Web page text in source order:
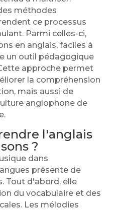
méthodes
ce processus
Parmi celles-ci,
en anglais, faciles à
un outil pédagogique
approche permet
la compréhension
mais aussi de
anglophone de
l'anglais
?
dans
présente de
Tout d'abord, elle
du vocabulaire et des
Les mélodies